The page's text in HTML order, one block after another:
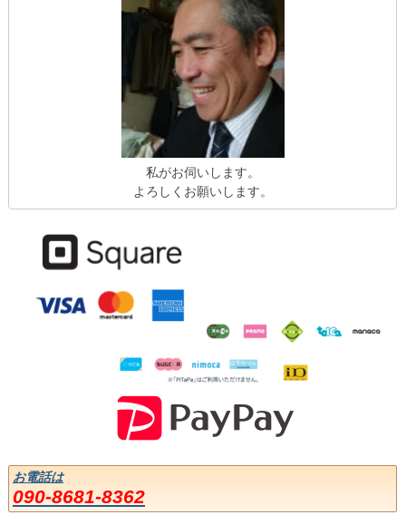
私がお伺いします。
よろしくお願いします。
お電話は
090-8681-8362